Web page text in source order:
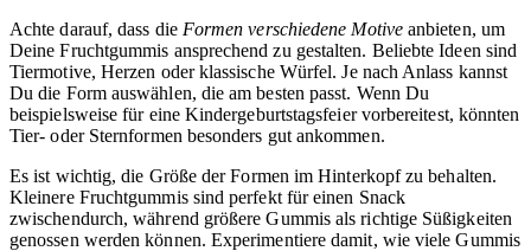
Achte darauf, dass die Formen verschiedene Motiveanbieten, um
Deine Fruchtgummis ansprechend zu gestalten. Beliebte Ideen sind
Tiermotive, Herzen oder klassische Würfel. Je nach Anlass kannst
Du die Form auswählen, die am besten passt. Wenn Du
beispielsweise für eine Kindergeburtstagsfeier vorbereitest, könnten
Tier- oder Sternformen besonders gut ankommen.
Es ist wichtig, die Größe der Formen im Hinterkopf zu behalten.
Kleinere Fruchtgummis sind perfekt für einen Snack
zwischendurch, während größere Gummis als richtige Süßigkeiten
genossen werden können. Experimentiere damit, wie viele Gummis